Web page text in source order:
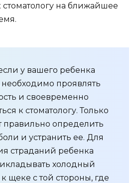
на ближайшее
у вашего ребенка
необходимо проявлять
и своевременно
к стоматологу. Только
правильно определить
и устранить ее. Для
страданий ребенка
холодный
щеке с той стороны, где